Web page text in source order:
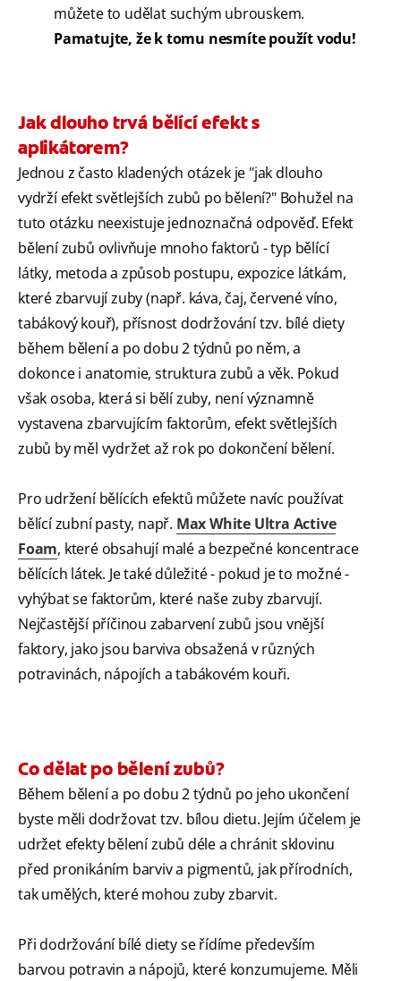
můžete to udělat suchým ubrouskem.
Pamatujte, že k tomu nesmíte použít vodu!
Jak dlouho trvá bělící efekt s
aplikátorem?
Jednou z často kladených otázek je "jak dlouho
vydrží efekt světlejších zubů po bělení?" Bohužel na
tuto otázku neexistuje jednoznačná odpověď. Efekt
bělení zubů ovlivňuje mnoho faktorů - typ bělící
látky, metoda a způsob postupu, expozice látkám,
které zbarvují zuby (např. káva, čaj, červené víno,
tabákový kouř), přísnost dodržování tzv. bílé diety
během bělení a po dobu 2 týdnů po něm, a
dokonce i anatomie, struktura zubů a věk. Pokud
však osoba, která si bělí zuby, není významně
vystavena zbarvujícím faktorům, efekt světlejších
zubů by měl vydržet až rok po dokončení bělení.
Pro udržení bělících efektů můžete navíc používat
bělící zubní pasty, např. Max White Ultra Active
Foam, které obsahují malé a bezpečné koncentrace
bělících látek. Je také důležité - pokud je to možné -
vyhýbat se faktorům, které naše zuby zbarvují.
Nejčastější příčinou zabarvení zubů jsou vnější
faktory, jako jsou barviva obsažená v různých
potravinách, nápojích a tabákovém kouři.
Co dělat po bělení zubů?
Během bělení a po dobu 2 týdnů po jeho ukončení
byste měli dodržovat tzv. bílou dietu. Jejím účelem je
udržet efekty bělení zubů déle a chránit sklovinu
před pronikáním barviv a pigmentů, jak přírodních,
tak umělých, které mohou zuby zbarvit.
Při dodržování bílé diety se řídíme především
barvou potravin a nápojů, které konzumujeme. Měli